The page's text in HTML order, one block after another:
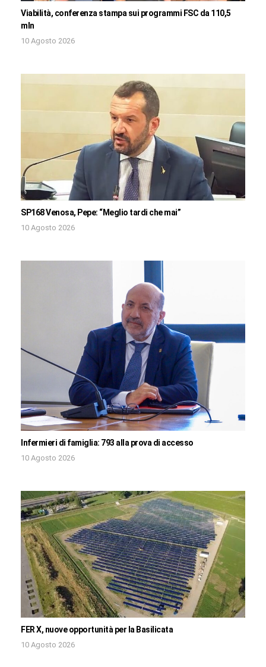
Viabilità, conferenza stampa sui programmi FSC da 110,5
mln
10 Agosto 2026
SP168 Venosa, Pepe: “Meglio tardi che mai”
10 Agosto 2026
Infermieri di famiglia: 793 alla prova di accesso
10 Agosto 2026
FER X, nuove opportunità per la Basilicata
10 Agosto 2026